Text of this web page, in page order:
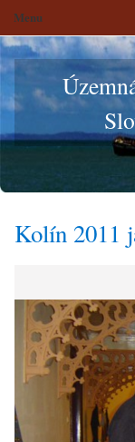
Kolín 2011
Menu